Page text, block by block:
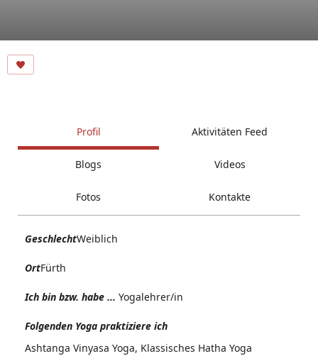
Profil Aktivitäten Feed
Blogs Videos
Fotos Kontakte
GeschlechtWeiblich
OrtFürth
Ich bin bzw. habe ... Yogalehrer/in
Folgenden Yoga praktiziere ich
Ashtanga Vinyasa Yoga, Klassisches Hatha Yoga